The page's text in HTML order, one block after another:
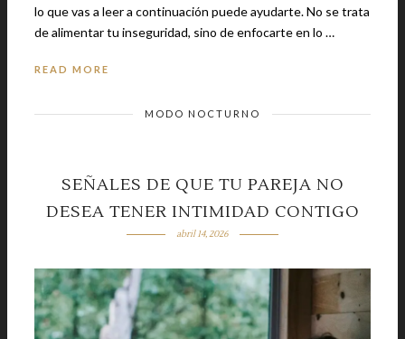
lo que vas a leer a continuación puede ayudarte. No se trata
de alimentar tu inseguridad, sino de enfocarte en lo …
READ MORE
MODO NOCTURNO
SEÑALES DE QUE TU PAREJA NO
DESEA TENER INTIMIDAD CONTIGO
abril 14, 2026